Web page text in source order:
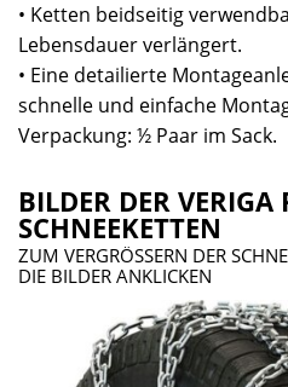
• Ketten beidseitig
Lebensdauer verlängert.
• Eine detailierte
schnelle und einfache
Verpackung: ½ Paar im Sack.
BILDER DER VERIGA
SCHNEEKETTEN
ZUM VERGRÖSSERN DER
DIE BILDER ANKLICKEN